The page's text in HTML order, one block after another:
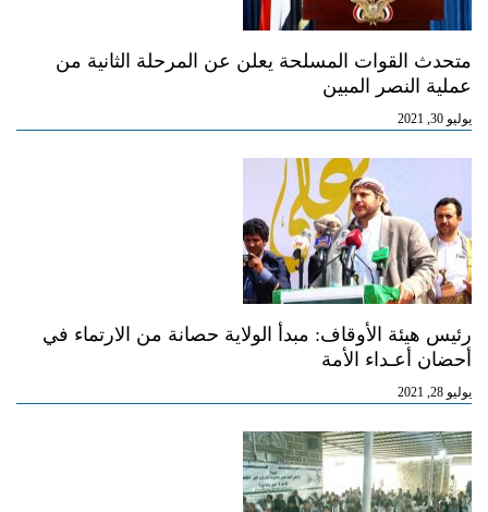
متحدث القوات المسلحة يعلن عن المرحلة الثانية من
عملية النصر المبين
يوليو 30, 2021
رئيس هيئة الأوقاف: مبدأ الولاية حصانة من الارتماء في
أحضان أعـداء الأمة
يوليو 28, 2021